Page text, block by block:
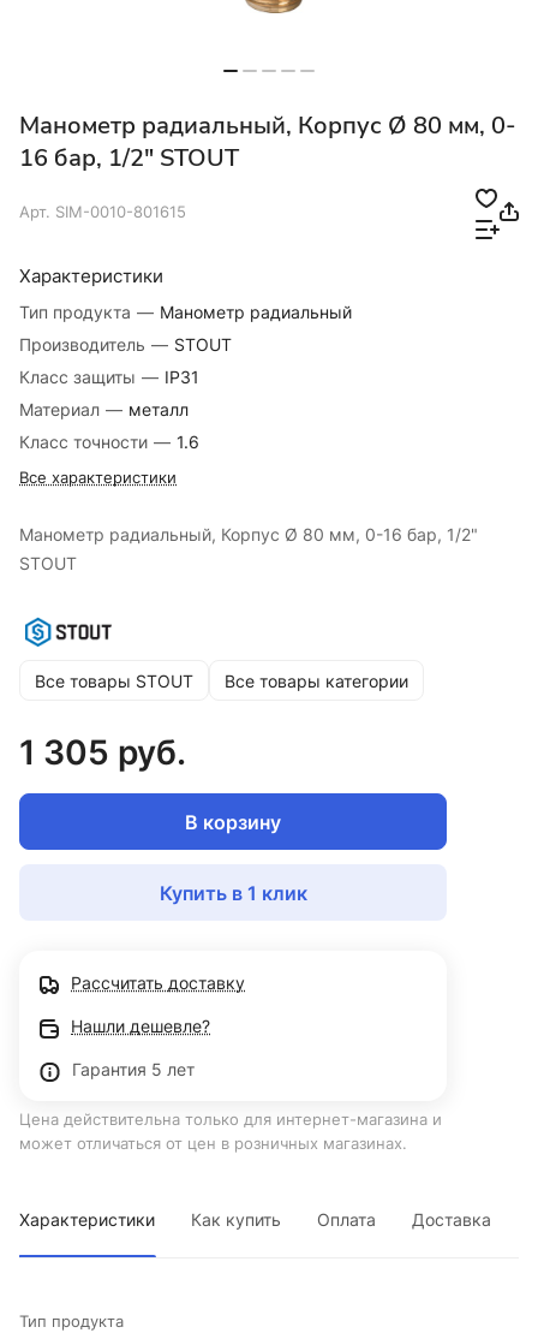
Манометр радиальный, Корпус Ø 80 мм, 0-
16 бар, 1/2" STOUT
Арт. SIM-0010-801615
Характеристики
Тип продукта — Манометр радиальный
Производитель — STOUT
Класс защиты — IP31
Материал — металл
Класс точности — 1.6
Все характеристики
Манометр радиальный, Корпус Ø 80 мм, 0-16 бар, 1/2"
STOUT
Все товары STOUT Все товары категории
1 305 руб.
В корзину
Купить в 1 клик
Рассчитать доставку
Нашли дешевле?
Гарантия 5 лет
Цена действительна только для интернет-магазина и
может отличаться от цен в розничных магазинах.
Характеристики Как купить Оплата Доставка
Тип продукта